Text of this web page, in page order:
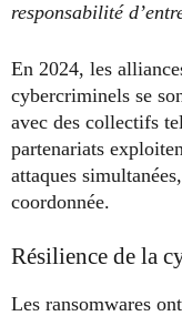
responsabilité
En 2024, les
cybercriminels se
avec des collectifs
partenariats
attaques
coordonnée.
Résilience de la
Les ransomwares